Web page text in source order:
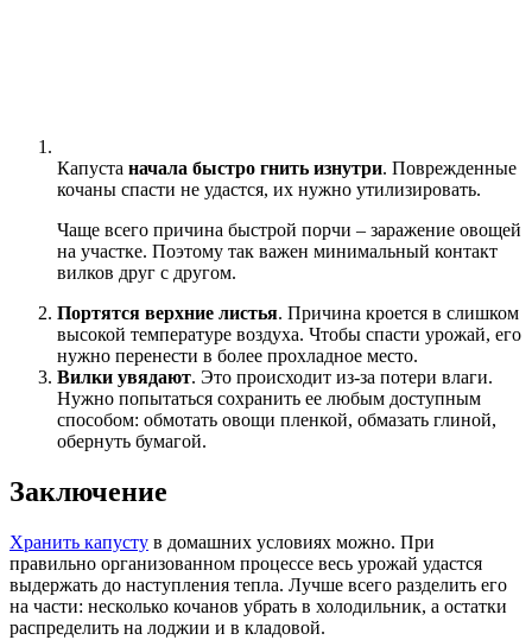
Капуста начала быстро гнить изнутри. Поврежденные
кочаны спасти не удастся, их нужно утилизировать.
Чаще всего причина быстрой порчи – заражение овощей
на участке. Поэтому так важен минимальный контакт
вилков друг с другом.
Портятся верхние листья. Причина кроется в слишком
высокой температуре воздуха. Чтобы спасти урожай, его
нужно перенести в более прохладное место.
Вилки увядают. Это происходит из-за потери влаги.
Нужно попытаться сохранить ее любым доступным
способом: обмотать овощи пленкой, обмазать глиной,
обернуть бумагой.
Заключение
Хранить капусту в домашних условиях можно. При
правильно организованном процессе весь урожай удастся
выдержать до наступления тепла. Лучше всего разделить его
на части: несколько кочанов убрать в холодильник, а остатки
распределить на лоджии и в кладовой.